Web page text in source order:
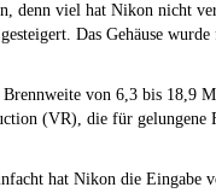
denn viel hat Nikon nicht
Das Gehäuse
von 6,3 bis 18,9
(VR), die für gelungene
hat Nikon die Eingabe